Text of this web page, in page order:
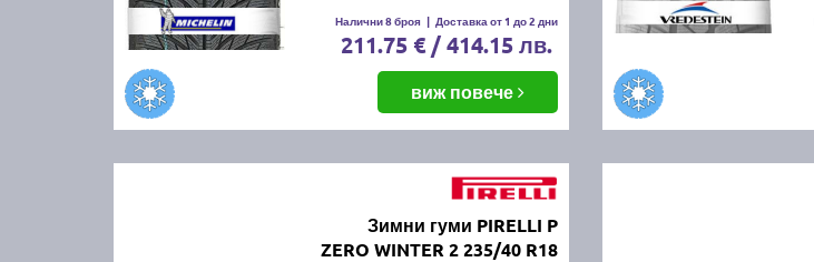
Налични 8 броя | Доставка от 1 до 2 дни
211.75 € / 414.15 лв.
виж повече
Зимни гуми PIRELLI P
ZERO WINTER 2 235/40 R18